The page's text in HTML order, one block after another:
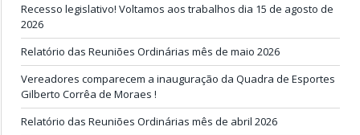
Recesso legislativo! Voltamos aos trabalhos dia 15 de agosto de
2026
Relatório das Reuniões Ordinárias mês de maio 2026
Vereadores comparecem a inauguração da Quadra de Esportes
Gilberto Corrêa de Moraes !
Relatório das Reuniões Ordinárias mês de abril 2026